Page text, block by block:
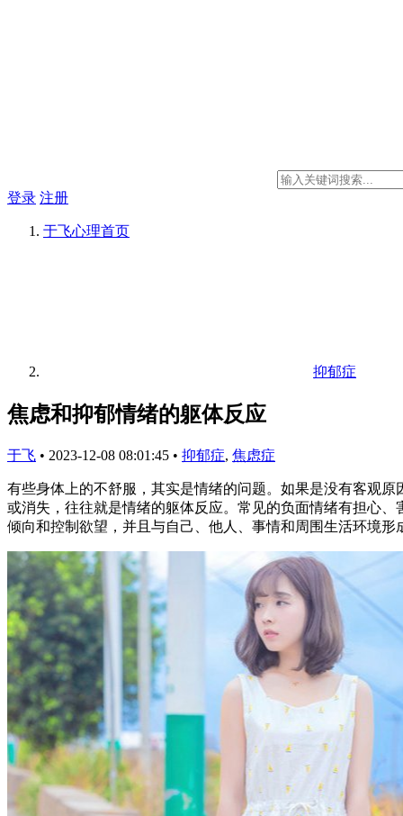
登录 注册
于飞心理首页
抑郁症
焦虑和抑郁情绪的躯体反应
于飞 • 2023-12-08 08:01:45 • 抑郁症, 焦虑症
有些身体上的不舒服，其实是情绪的问题。如果是没有客观
或消失，往往就是情绪的躯体反应。常见的负面情绪有担心、
倾向和控制欲望，并且与自己、他人、事情和周围生活环境形